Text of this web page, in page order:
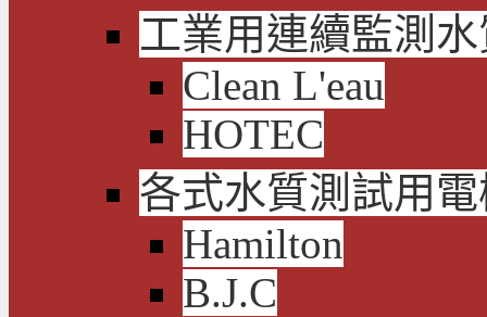
工業用連續監測
Clean L'eau
HOTEC
各式水質測試用
Hamilton
B.J.C